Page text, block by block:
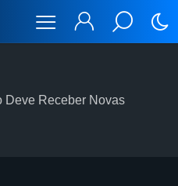
Deve Receber Novas